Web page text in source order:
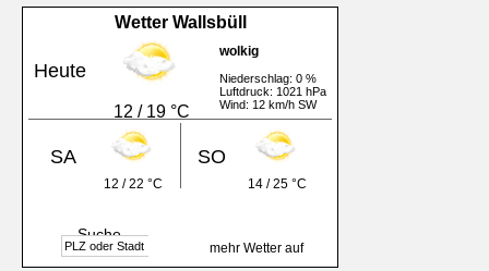
Wetter Wallsbüll
Heute
12 / 19 °C
wolkig
Niederschlag: 0 %
Luftdruck: 1021 hPa
Wind: 12 km/h SW
SA
12 / 22 °C
SO
14 / 25 °C
Suche
mehr Wetter auf